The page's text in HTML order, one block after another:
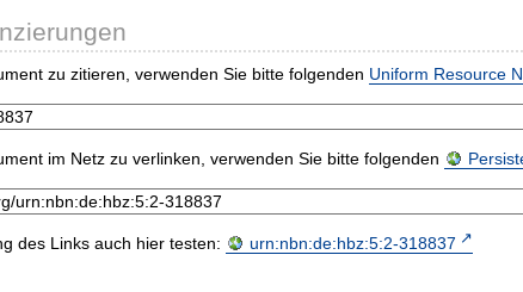
zu zitieren, verwenden Sie bitte folgenden Uniform Resource
im Netz zu verlinken, verwenden Sie bitte folgenden
des Links auch hier testen: urn:nbn:de:hbz:5:2-318837